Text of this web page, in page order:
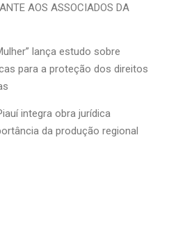
AOS ASSOCIADOS DA
lança estudo sobre
para a proteção dos direitos
integra obra jurídica
da produção regional